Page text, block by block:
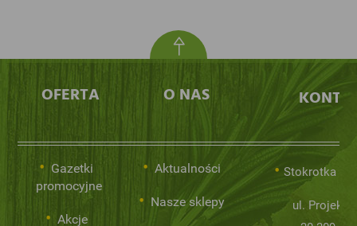
OFERTA
Gazetki
promocyjne
Akcje
O NAS
Aktualności
Nasze sklepy
Stokrotka
ul.